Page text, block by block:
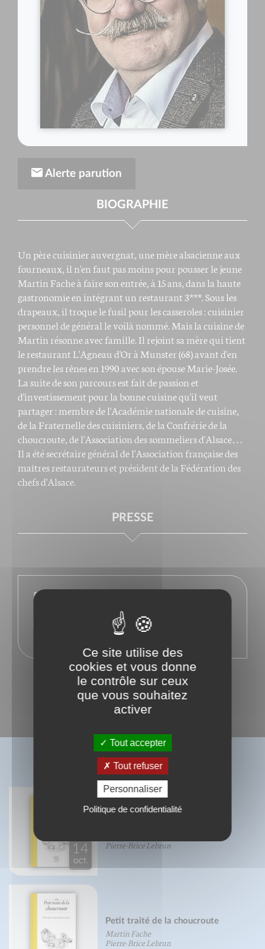
Alerte parution
BIOGRAPHIE
Un père cuisinier auvergnat, une mère alsacienne aux
fourneaux, il n'en faut pas moins pour pousser le jeune
Martin Fache à faire son entrée, à 15 ans, dans la haute
gastronomie en intégrant un restaurant 3***. Sous les
drapeaux, il troque le fusil pour les casseroles : cuisinier
personnel de général le voilà nommé. Mais la cuisine de
Martin résonne avec famille. Il rejoint sa mère qui tient
le restaurant L'Agneau d'Or à Munster (68) avant d'en
prendre les rênes en 1990 avec son épouse Marie-Josée.
La suite de son parcours est fait de passion et
d'investissement pour la bonne cuisine qu'il veut
partager : membre de l'Académie nationale de cuisine,
de la Fraternelle des cuisiniers, de la Confrérie de la
choucroute, de l'Association des sommeliers d'Alsace…
Il a été secrétaire général de l'Association française des
maîtres restaurateurs et président de la Fédération des
chefs d'Alsace.
PRESSE
En savoir plus sur l'auteur
BIBLIOGRAPHIE
14
OCT.
Pierre-Brice Lebrun
Petit traité de la choucroute
Martin Fache
Pierre-Brice Lebrun
Ce site utilise des
cookies et vous donne
le contrôle sur ceux
que vous souhaitez
activer
Tout accepter
Tout refuser
Personnaliser
Politique de confidentialité